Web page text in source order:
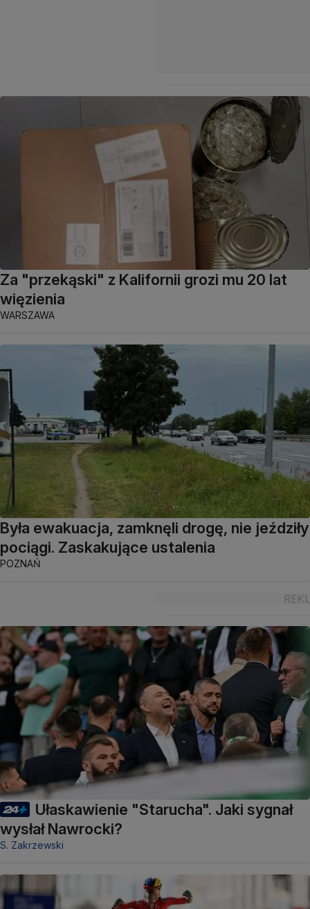
Za "przekąski" z Kalifornii grozi mu 20 lat
więzienia
WARSZAWA
Była ewakuacja, zamknęli drogę, nie jeździły
pociągi. Zaskakujące ustalenia
POZNAŃ
Ułaskawienie "Starucha". Jaki sygnał
wysłał Nawrocki?
S. Zakrzewski